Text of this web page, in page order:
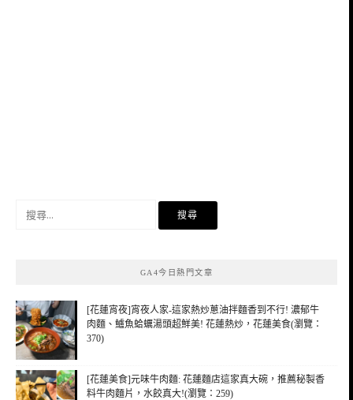
GA4今日熱門文章
[花蓮宵夜]宵夜人家-這家熱炒蔥油拌麵香到不行! 濃郁牛
肉麵、鱸魚蛤蠣湯頭超鮮美! 花蓮熱炒，花蓮美食(瀏覽：
370)
[花蓮美食]元味牛肉麵: 花蓮麵店這家真大碗，推薦秘製香
料牛肉麵片，水餃真大!(瀏覽：259)